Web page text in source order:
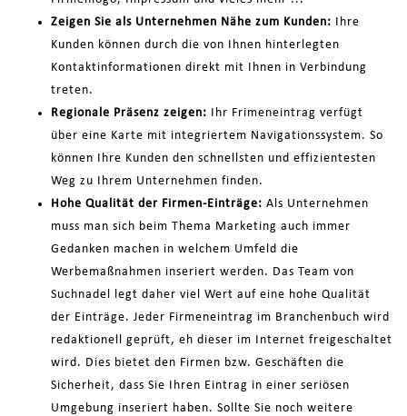
Zeigen Sie als Unternehmen Nähe zum Kunden: Ihre
Kunden können durch die von Ihnen hinterlegten
Kontaktinformationen direkt mit Ihnen in Verbindung
treten.
Regionale Präsenz zeigen: Ihr Frimeneintrag verfügt
über eine Karte mit integriertem Navigationssystem. So
können Ihre Kunden den schnellsten und effizientesten
Weg zu Ihrem Unternehmen finden.
Hohe Qualität der Firmen-Einträge: Als Unternehmen
muss man sich beim Thema Marketing auch immer
Gedanken machen in welchem Umfeld die
Werbemaßnahmen inseriert werden. Das Team von
Suchnadel legt daher viel Wert auf eine hohe Qualität
der Einträge. Jeder Firmeneintrag im Branchenbuch wird
redaktionell geprüft, eh dieser im Internet freigeschaltet
wird. Dies bietet den Firmen bzw. Geschäften die
Sicherheit, dass Sie Ihren Eintrag in einer seriösen
Umgebung inseriert haben. Sollte Sie noch weitere